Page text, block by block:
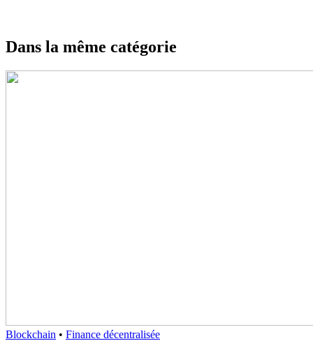
Dans la même catégorie
Blockchain • Finance décentralisée